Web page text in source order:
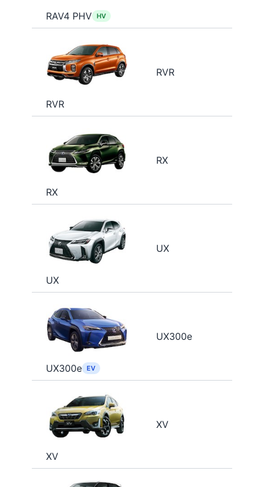
RAV4 PHV HV
RVR
RVR
RX
RX
UX
UX
UX300e EV
UX300e
XV
XV